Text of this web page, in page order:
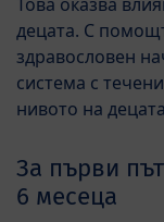
Това оказва
децата. С
здравословен
система с
нивото на
За първи
6 месеца